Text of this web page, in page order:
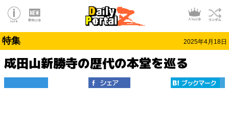
特集 2025年4月18日
成田山新勝寺の歴代の本堂を巡る